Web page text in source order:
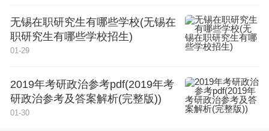
截至2021年10月，学校占地441亩，建筑面积13.85
万平方米。有各类全日制学生13000多人，在职在编
教职工333人，设有19个医药类专业。
半个多世纪以来，学校培养毕业生6万多人，被誉为
惠州乃至东江流域医药卫生服务人才的“摇篮”。近年
无锡在职研究生有哪些学校(无锡在
职研究生有哪些学校招生)
01-29
2019年考研政治参考pdf(2019年考
研政治参考及答案解析(完整版))
01-30